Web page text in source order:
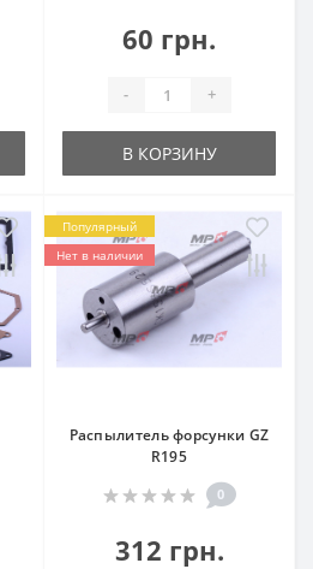
60 грн.
- +
В КОРЗИНУ
Популярный
Нет в наличии
Распылитель форсунки GZ
R195
0
312 грн.